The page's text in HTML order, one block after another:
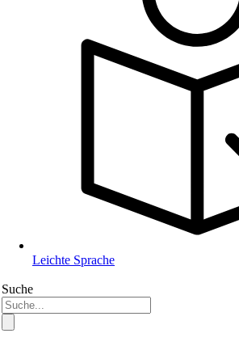
Leichte Sprache
Suche